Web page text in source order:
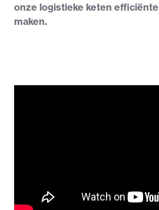
onze logistieke keten
maken.